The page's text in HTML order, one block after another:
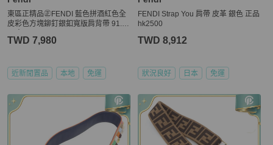
東區正精品㊣FENDI 藍色拼酒紅色全
皮彩色方塊鉚釘銀釦寬版肩背帶 91.5c
TWD 7,980
近新閒置品 本地 免運
FENDI Strap You 肩帶 皮革 銀色 正品
hk2500
TWD 8,912
狀況良好 日本 免運